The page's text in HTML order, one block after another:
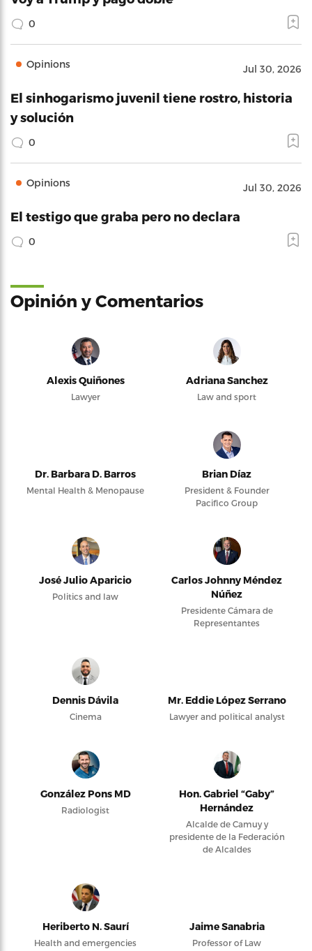
0
Opinions Jul 30, 2026
El sinhogarismo juvenil tiene rostro, historia
y solución
0
Opinions Jul 30, 2026
El testigo que graba pero no declara
0
Opinión y Comentarios
Alexis Quiñones
Lawyer
Adriana Sanchez
Law and sport
Dr. Barbara D. Barros
Mental Health & Menopause
Brian Díaz
President & Founder
Pacifico Group
José Julio Aparicio
Politics and law
Carlos Johnny Méndez
Núñez
Presidente Cámara de
Representantes
Dennis Dávila
Cinema
Mr. Eddie López Serrano
Lawyer and political analyst
González Pons MD
Radiologist
Hon. Gabriel “Gaby”
Hernández
Alcalde de Camuy y
presidente de la Federación
de Alcaldes
Heriberto N. Saurí
Health and emergencies
Jaime Sanabria
Professor of Law